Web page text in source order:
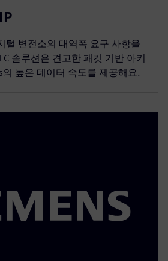
털 변전소의 대역폭 요구 사항을
솔루션은 견고한 패킷 기반 아키
높은 데이터 속도를 제공해요.